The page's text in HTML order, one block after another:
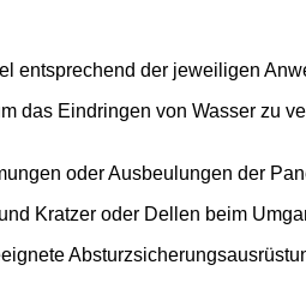
entsprechend der jeweiligen
das Eindringen von Wasser zu
oder Ausbeulungen der
Kratzer oder Dellen beim